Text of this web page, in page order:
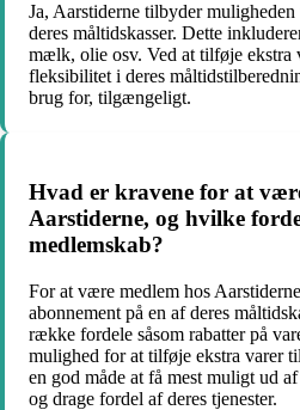
Ja, Aarstiderne tilbyder
deres måltidskasser. Dette
mælk, olie osv. Ved at tilføje ekstra
fleksibilitet i deres
brug for, tilgængeligt.
Hvad er kravene for at
Aarstiderne, og hvilke
medlemskab?
For at være medlem hos
abonnement på en af deres
række fordele såsom rabatter på
mulighed for at tilføje ekstra varer
en god måde at få mest muligt ud
og drage fordel af deres tjenester.